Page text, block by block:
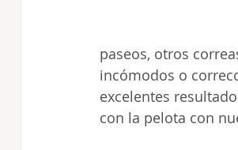
paseos, otros
incómodos o
excelentes
con la pelota con